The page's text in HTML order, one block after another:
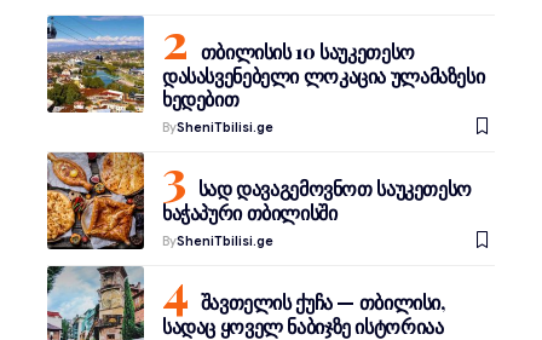
თბილისის 10 საუკეთესო
დასასვენებელი ლოკაცია ულამაზესი
ხედებით
BySheniTbilisi.ge
სად დავაგემოვნოთ საუკეთესო
ხაჭაპური თბილისში
BySheniTbilisi.ge
შავთელის ქუჩა — თბილისი,
სადაც ყოველ ნაბიჯზე ისტორიაა